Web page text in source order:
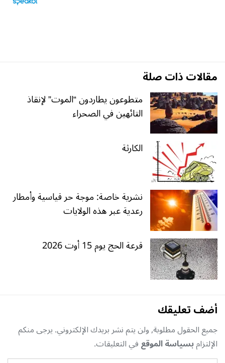
مقالات ذات صلة
متطوعون يطاردون “الموت” لإنقاذ
التائهين في الصحراء
الكارثة
نشرية خاصة: موجة حر قياسية وأمطار
رعدية عبر هذه الولايات
قرعة الحج يوم 15 أوت 2026
أضف تعليقك
جميع الحقول مطلوبة, ولن يتم نشر بريدك الإلكتروني. يرجى منكم
الإلتزامبسياسة الموقعفي التعليقات.